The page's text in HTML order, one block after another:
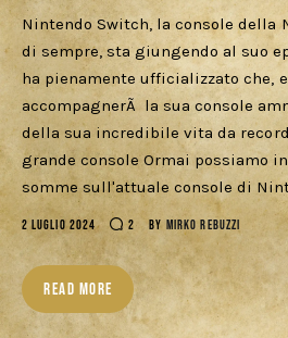
Nintendo Switch, la console della
di sempre, sta giungendo al suo
ha pienamente ufficializzato che,
accompagnerÃ la sua console
della sua incredibile vita da
grande console Ormai possiamo
somme sull'attuale console di
2 LUGLIO 2024 2 BY MIRKO REBUZZI
READ MORE